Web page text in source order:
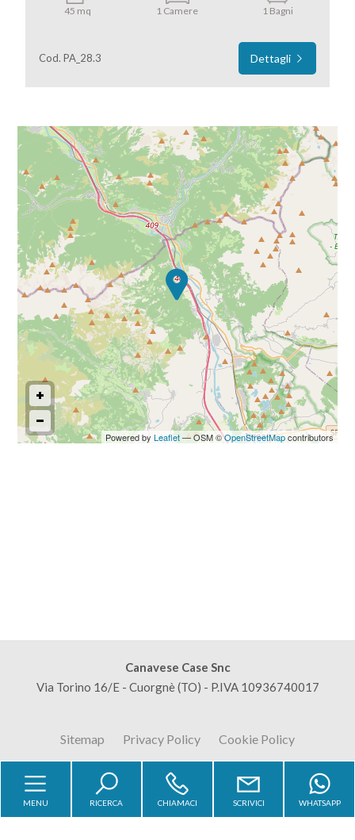
45 mq 1 Camere 1 Bagni
Cod. PA_28.3 Dettagli
Powered by Leaflet— OSM ©OpenStreetMapcontributors
Canavese Case Snc
Via Torino 16/E - Cuorgnè (TO) - P.IVA 10936740017
Sitemap Privacy Policy Cookie Policy
Commerciali
Industriali
Terreni
Prezzo
2
MENU RICERCA CHIAMACI SCRIVICI WHATSAPP